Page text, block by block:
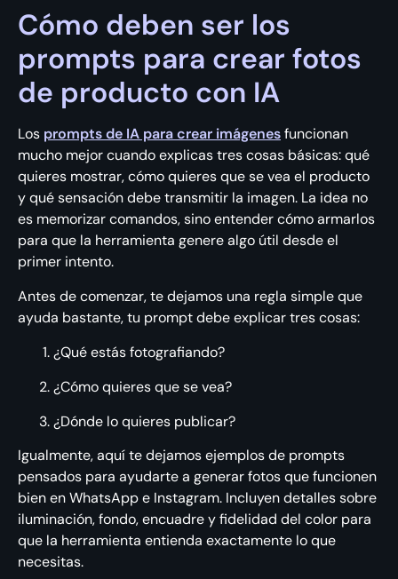
Cómo deben ser los
prompts para crear fotos
de producto con IA
Los prompts de IA para crear imágenesfuncionan
mucho mejor cuando explicas tres cosas básicas: qué
quieres mostrar, cómo quieres que se vea el producto
y qué sensación debe transmitir la imagen. La idea no
es memorizar comandos, sino entender cómo armarlos
para que la herramienta genere algo útil desde el
primer intento.
Antes de comenzar, te dejamos una regla simple que
ayuda bastante, tu prompt debe explicar tres cosas:
¿Qué estás fotografiando?
¿Cómo quieres que se vea?
¿Dónde lo quieres publicar?
Igualmente, aquí te dejamos ejemplos de prompts
pensados para ayudarte a generar fotos que funcionen
bien en WhatsApp e Instagram. Incluyen detalles sobre
iluminación, fondo, encuadre y fidelidad del color para
que la herramienta entienda exactamente lo que
necesitas.